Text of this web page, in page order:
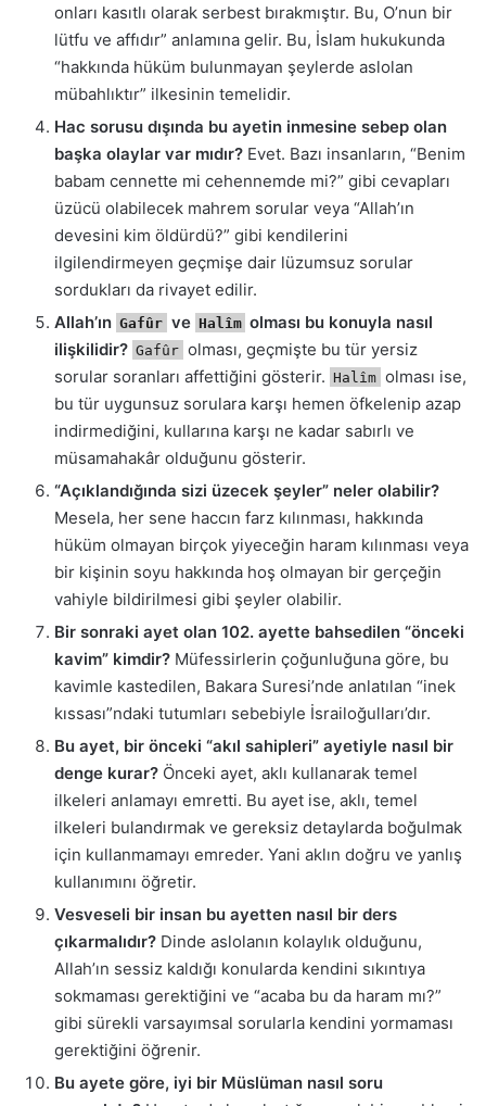
onları kasıtlı olarak serbest bırakmıştır. Bu, O’nun bir
lütfu ve affıdır” anlamına gelir. Bu, İslam hukukunda
“hakkında hüküm bulunmayan şeylerde aslolan
mübahlıktır” ilkesinin temelidir.
Hac sorusu dışında bu ayetin inmesine sebep olan
başka olaylar var mıdır? Evet. Bazı insanların, “Benim
babam cennette mi cehennemde mi?” gibi cevapları
üzücü olabilecek mahrem sorular veya “Allah’ın
devesini kim öldürdü?” gibi kendilerini
ilgilendirmeyen geçmişe dair lüzumsuz sorular
sordukları da rivayet edilir.
Allah’ın Gafûr ve Halîm olması bu konuyla nasıl
ilişkilidir? Gafûr olması, geçmişte bu tür yersiz
sorular soranları affettiğini gösterir. Halîm olması ise,
bu tür uygunsuz sorulara karşı hemen öfkelenip azap
indirmediğini, kullarına karşı ne kadar sabırlı ve
müsamahakâr olduğunu gösterir.
“Açıklandığında sizi üzecek şeyler” neler olabilir?
Mesela, her sene haccın farz kılınması, hakkında
hüküm olmayan birçok yiyeceğin haram kılınması veya
bir kişinin soyu hakkında hoş olmayan bir gerçeğin
vahiyle bildirilmesi gibi şeyler olabilir.
Bir sonraki ayet olan 102. ayette bahsedilen “önceki
kavim” kimdir? Müfessirlerin çoğunluğuna göre, bu
kavimle kastedilen, Bakara Suresi’nde anlatılan “inek
kıssası”ndaki tutumları sebebiyle İsrailoğulları’dır.
Bu ayet, bir önceki “akıl sahipleri” ayetiyle nasıl bir
denge kurar? Önceki ayet, aklı kullanarak temel
ilkeleri anlamayı emretti. Bu ayet ise, aklı, temel
ilkeleri bulandırmak ve gereksiz detaylarda boğulmak
için kullanmamayı emreder. Yani aklın doğru ve yanlış
kullanımını öğretir.
Vesveseli bir insan bu ayetten nasıl bir ders
çıkarmalıdır? Dinde aslolanın kolaylık olduğunu,
Allah’ın sessiz kaldığı konularda kendini sıkıntıya
sokmaması gerektiğini ve “acaba bu da haram mı?”
gibi sürekli varsayımsal sorularla kendini yormaması
gerektiğini öğrenir.
Bu ayete göre, iyi bir Müslüman nasıl soru